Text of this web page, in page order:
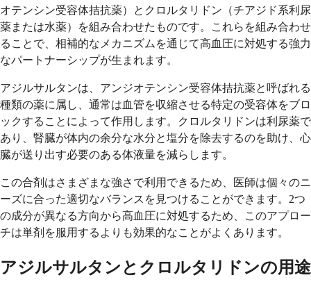
オテンシン受容体拮抗薬）とクロルタリドン（チアジド系利尿
薬または水薬）を組み合わせたものです。これらを組み合わせ
ることで、相補的なメカニズムを通じて高血圧に対処する強力
なパートナーシップが生まれます。
アジルサルタンは、アンジオテンシン受容体拮抗薬と呼ばれる
種類の薬に属し、通常は血管を収縮させる特定の受容体をブロ
ックすることによって作用します。クロルタリドンは利尿薬で
あり、腎臓が体内の余分な水分と塩分を除去するのを助け、心
臓が送り出す必要のある体液量を減らします。
この合剤はさまざまな強さで利用できるため、医師は個々のニ
ーズに合った適切なバランスを見つけることができます。2つ
の成分が異なる方向から高血圧に対処するため、このアプロー
チは単剤を服用するよりも効果的なことがよくあります。
アジルサルタンとクロルタリドンの用途